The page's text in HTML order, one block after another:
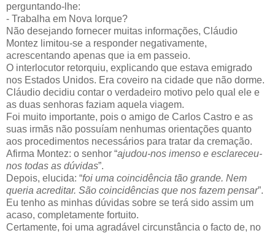
perguntando-lhe:
- Trabalha em Nova Iorque?
Não desejando fornecer muitas informações, Cláudio
Montez limitou-se a responder negativamente,
acrescentando apenas que ia em passeio.
O interlocutor retorquiu, explicando que estava emigrado
nos Estados Unidos. Era coveiro na cidade que não dorme.
Cláudio decidiu contar o verdadeiro motivo pelo qual ele e
as duas senhoras faziam aquela viagem.
Foi muito importante, pois o amigo de Carlos Castro e as
suas irmãs não possuíam nenhumas orientações quanto
aos procedimentos necessários para tratar da cremação.
Afirma Montez: o senhor “ajudou-nos imenso e esclareceu-
nos todas as dúvidas”.
Depois, elucida: “foi uma coincidência tão grande. Nem
queria acreditar. São coincidências que nos fazem pensar”.
Eu tenho as minhas dúvidas sobre se terá sido assim um
acaso, completamente fortuito.
Certamente, foi uma agradável circunstância o facto de, no